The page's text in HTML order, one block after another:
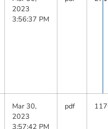
2023
3:56:37 PM
Mar 30,
2023
3:57:42 PM
pdf